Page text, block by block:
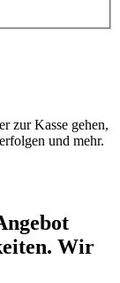
zur Kasse gehen,
und mehr.
Wir